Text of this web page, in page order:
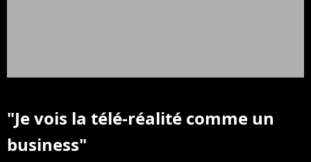
"Je vois la télé-réalité comme un
business"